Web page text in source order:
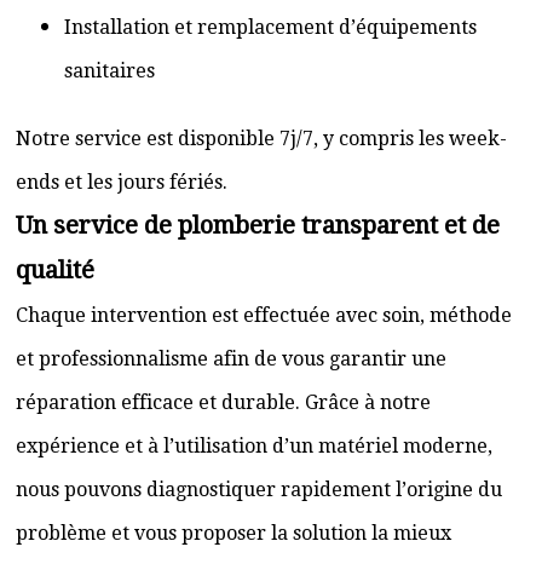
Installation et remplacement d’équipements
sanitaires
Notre service est disponible 7j/7, y compris les week-
ends et les jours fériés.
Un service de plomberie transparent et de
qualité
Chaque intervention est effectuée avec soin, méthode
et professionnalisme afin de vous garantir une
réparation efficace et durable. Grâce à notre
expérience et à l’utilisation d’un matériel moderne,
nous pouvons diagnostiquer rapidement l’origine du
problème et vous proposer la solution la mieux